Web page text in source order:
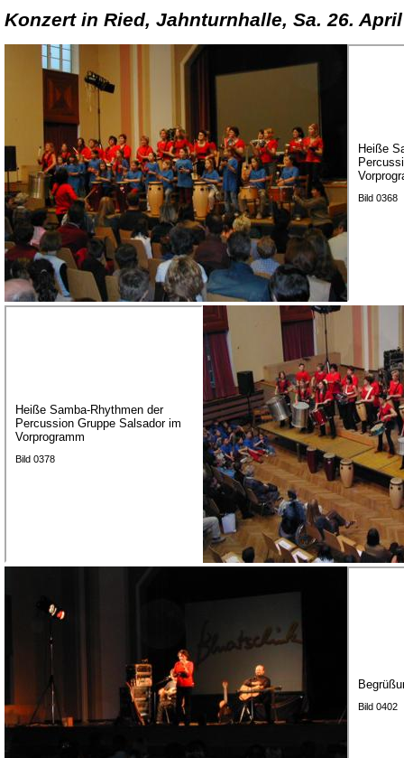
Konzert in Ried, Jahnturnhalle, Sa. 26.
Heiße
Bild 0368
Heiße Samba-Rhythmen der
Percussion Gruppe Salsador im
Vorprogramm
Bild 0378
Bild 0402